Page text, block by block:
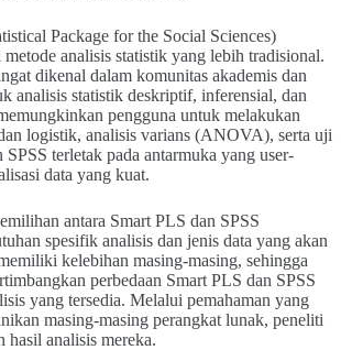
Package for the Social Sciences)
analisis statistik yang lebih tradisional.
dikenal dalam komunitas akademis dan
analisis statistik deskriptif, inferensial, dan
pengguna untuk melakukan
logistik, analisis varians (ANOVA), serta uji
terletak pada antarmuka yang user-
data yang kuat.
antara Smart PLS dan SPSS
spesifik analisis dan jenis data yang akan
kelebihan masing-masing, sehingga
perbedaan Smart PLS dan SPSS
yang tersedia. Melalui pemahaman yang
masing-masing perangkat lunak, peneliti
hasil analisis mereka.